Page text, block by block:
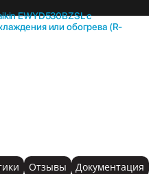
EWYD530BZSL с
или обогрева (R-
Отзывы Документация